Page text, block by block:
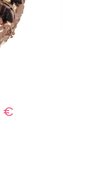
€Preisspanne: